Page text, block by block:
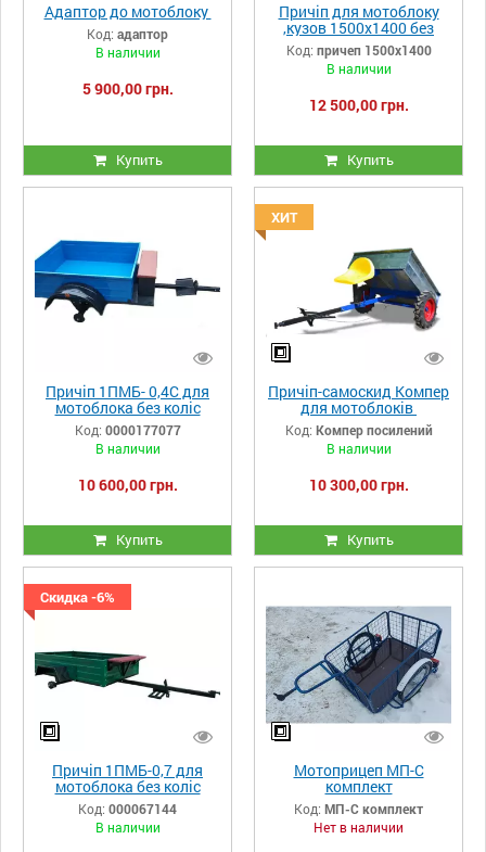
Адаптор до мотоблоку
Код: адаптор
В наличии
5 900,00 грн.
Купить
Причіп для мотоблоку
,кузов 1500х1400 без
коліс
Код: причеп 1500х1400
В наличии
12 500,00 грн.
Купить
Причіп 1ПМБ- 0,4С для
мотоблока без коліс
Код: 0000177077
В наличии
10 600,00 грн.
Купить
ХИТ
Причіп-самоскид Компер
для мотоблоків
Код: Компер посилений
В наличии
10 300,00 грн.
Купить
Скидка -6%
Причіп 1ПМБ-0,7 для
мотоблока без коліс
Код: 000067144
В наличии
Мотоприцеп МП-С
комплект
Код: МП-С комплект
Нет в наличии